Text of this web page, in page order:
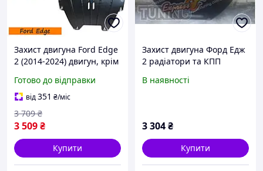
Захист двигуна Ford Edge
2 (2014-2024) двигун, крім
Закриває КПП і ДВС
піддон картера.
Готово до відправки
від351 ₴/міс
3 509₴
3 709 ₴
Купити
Захист двигуна Форд Едж
2 радіатори та КПП
В наявності
3 304₴
Купити